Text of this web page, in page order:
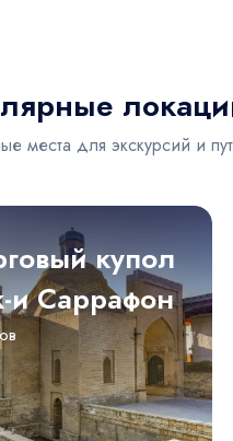
места для экскурсий и
купол
и Саррафон